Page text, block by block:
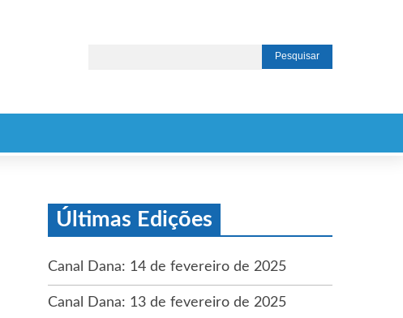
Últimas Edições
Canal Dana: 14 de fevereiro de 2025
Canal Dana: 13 de fevereiro de 2025